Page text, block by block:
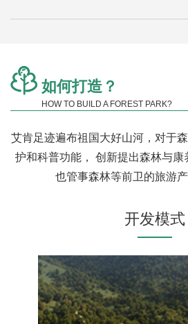
如何打造？
HOW TO BUILD A FOREST PARK?
艾肯足迹遍布祖国大好山河，对于
护和科普功能， 创新提出森林与康
也管事森林等前卫的旅游产
开发模式